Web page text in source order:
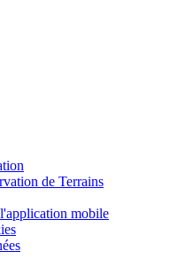
de Terrains
mobile